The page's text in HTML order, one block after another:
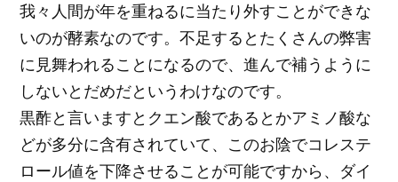
我々人間が年を重ねるに当たり外すことができな
いのが酵素なのです。不足するとたくさんの弊害
に見舞われることになるので、進んで補うように
しないとだめだというわけなのです。
黒酢と言いますとクエン酸であるとかアミノ酸な
どが多分に含有されていて、このお陰でコレステ
ロール値を下降させることが可能ですから、ダイ